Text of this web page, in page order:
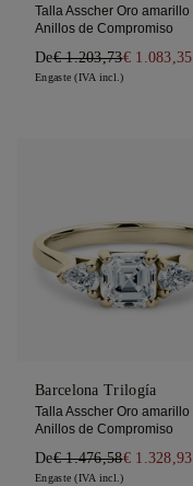
Talla Asscher Oro amarillo
Anillos de Compromiso
De€ 1.203,73€ 1.083,35
Engaste (IVA incl.)
Barcelona Trilogía
Talla Asscher Oro amarillo
Anillos de Compromiso
De€ 1.476,58€ 1.328,93
Engaste (IVA incl.)